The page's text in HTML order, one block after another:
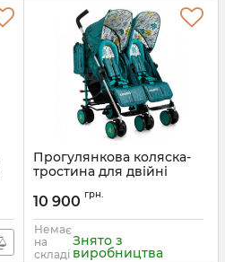
Прогулянкова коляска-
тростина для двійні
Артикул: CT3673
10 900 грн.
Немає
на
складі
Знято з
виробництва